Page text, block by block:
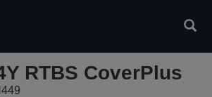
RTBS CoverPlus